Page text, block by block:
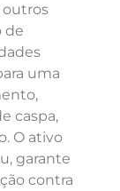
outros
de
uma
caspa,
O ativo
garante
contra